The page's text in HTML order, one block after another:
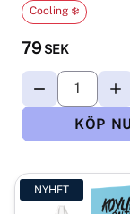
79 SEK
Cooling ❄️
NYHET